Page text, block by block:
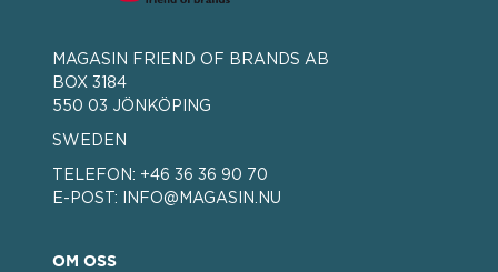
MAGASIN FRIEND OF BRANDS AB
BOX 3184
550 03 JÖNKÖPING
SWEDEN
TELEFON: +46 36 36 90 70
E-POST:
INFO@MAGASIN.NU
OM OSS